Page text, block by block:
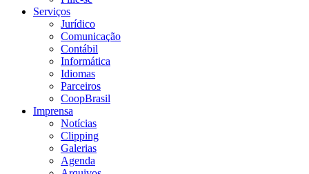
Serviços
Jurídico
Comunicação
Contábil
Informática
Idiomas
Parceiros
CoopBrasil
Imprensa
Notícias
Clipping
Galerias
Agenda